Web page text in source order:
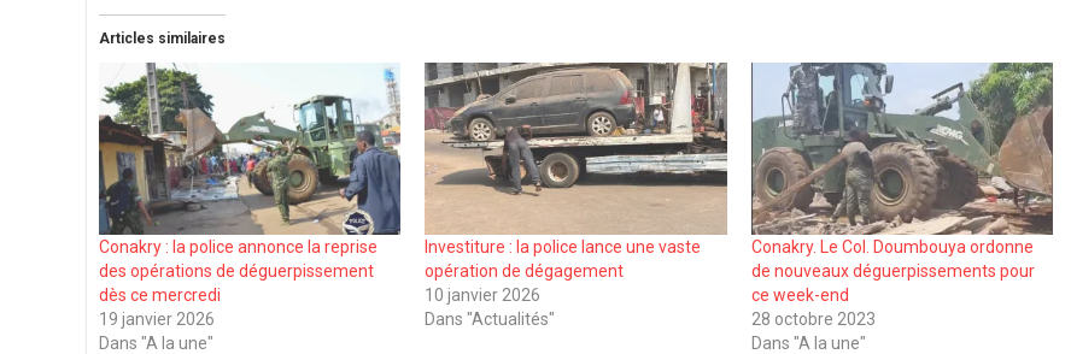
Articles similaires
Conakry : la police annonce la reprise
des opérations de déguerpissement
dès ce mercredi
19 janvier 2026
Dans "A la une"
Investiture : la police lance une vaste
opération de dégagement
10 janvier 2026
Dans "Actualités"
Conakry. Le Col. Doumbouya ordonne
de nouveaux déguerpissements pour
ce week-end
28 octobre 2023
Dans "A la une"